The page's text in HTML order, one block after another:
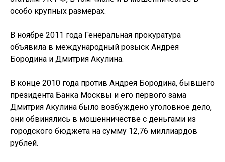
особо крупных размерах.
В ноябре 2011 года Генеральная прокуратура
объявила в международный розыск Андрея
Бородина и Дмитрия Акулина.
В конце 2010 года против Андрея Бородина, бывшего
президента Банка Москвы и его первого зама
Дмитрия Акулина было возбуждено уголовное дело,
они обвинялись в мошенничестве с деньгами из
городского бюджета на сумму 12,76 миллиардов
рублей.